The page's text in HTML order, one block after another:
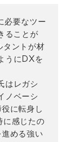
必要なツー
ることが
タントが材
うにDXを
はレガシ
ノベーシ
役に転身し
に感じたの
進める強い